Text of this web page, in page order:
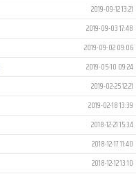
2019-09-12 13:21
2019-09-03 17:48
2019-09-02 09:06
2019-05-10 09:24
2019-02-25 12:21
2019-02-18 13:39
2018-12-21 15:34
2018-12-17 11:40
2018-12-12 13:10